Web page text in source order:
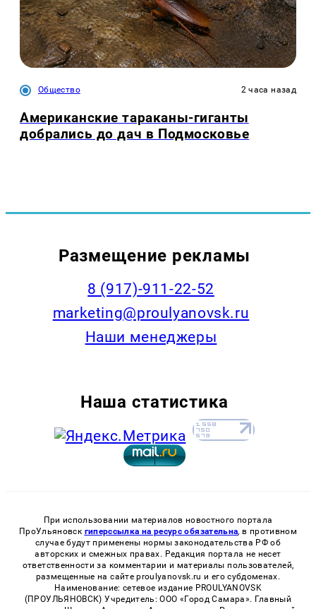
Общество 2 часа назад
Американские тараканы-гиганты
добрались до дач в Подмосковье
Размещение рекламы
8 (917)-911-22-52
marketing@proulyanovsk.ru
Наши менеджеры
Наша статистика
При использовании материалов новостного портала
ПроУльяновск гиперссылка на ресурс обязательна, в противном
случае будут применены нормы законодательства РФ об
авторских и смежных правах. Редакция портала не несет
ответственности за комментарии и материалы пользователей,
размещенные на сайте proulyanovsk.ru и его субдоменах.
Наименование: сетевое издание PROULYANOVSK
(ПРОУЛЬЯНОВСК) Учредитель: ООО «Город Самара». Главный